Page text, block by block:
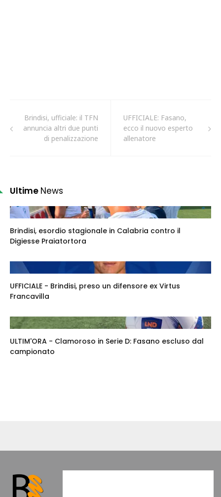
Brindisi, ufficiale: il TFN
annuncia altri due punti
di penalizzazione
UFFICIALE: Fasano,
ecco il nuovo esperto
allenatore
Ultime News
Brindisi, esordio stagionale in Calabria contro il
Digiesse Praiatortora
UFFICIALE - Brindisi, preso un difensore ex Virtus
Francavilla
ULTIM'ORA - Clamoroso in Serie D: Fasano escluso dal
campionato